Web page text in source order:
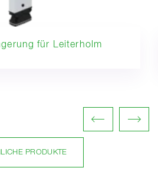
für Leiterholm
PRODUKTE